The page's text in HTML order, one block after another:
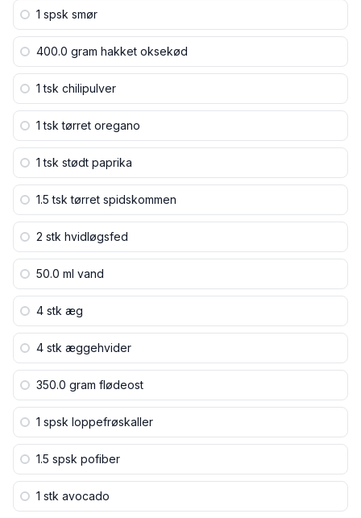
1 spsk smør
400.0 gram hakket oksekød
1 tsk chilipulver
1 tsk tørret oregano
1 tsk stødt paprika
1.5 tsk tørret spidskommen
2 stk hvidløgsfed
50.0 ml vand
4 stk æg
4 stk æggehvider
350.0 gram flødeost
1 spsk loppefrøskaller
1.5 spsk pofiber
1 stk avocado